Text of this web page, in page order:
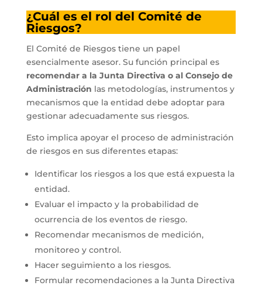
¿Cuál es el rol del Comité de
Riesgos?
El Comité de Riesgos tiene un papel
esencialmente asesor. Su función principal es
recomendar a la Junta Directiva o al Consejo de
Administración las metodologías, instrumentos y
mecanismos que la entidad debe adoptar para
gestionar adecuadamente sus riesgos.
Esto implica apoyar el proceso de administración
de riesgos en sus diferentes etapas:
Identificar los riesgos a los que está expuesta la
entidad.
Evaluar el impacto y la probabilidad de
ocurrencia de los eventos de riesgo.
Recomendar mecanismos de medición,
monitoreo y control.
Hacer seguimiento a los riesgos.
Formular recomendaciones a la Junta Directiva